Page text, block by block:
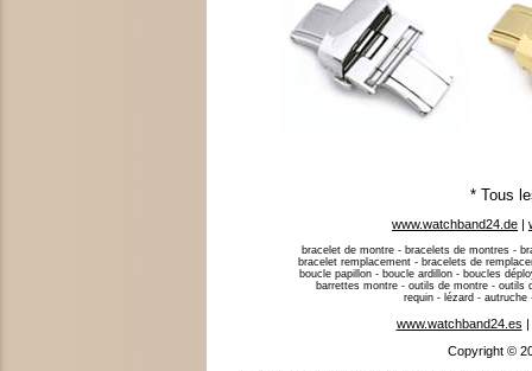
* Tous
www.watchband24.de |
bracelet de montre - bracelets de montres -
bracelet remplacement - bracelets de
boucle papillon - boucle ardillon - boucles
barrettes montre - outils de montre - outils
requin - lézard -
www.watchband24.es |
Copyright ©